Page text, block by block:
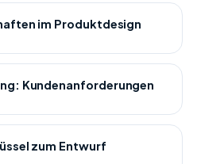
im Produktdesign
Kundenanforderungen
zum Entwurf